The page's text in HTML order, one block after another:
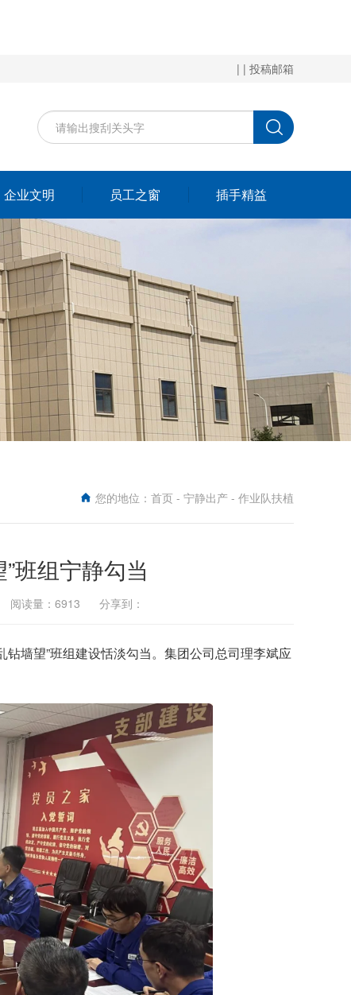
| | 投稿邮箱
企业文明 员工之窗 插手精益
您的地位： 首页 - 宁静出产 - 作业队扶植
班组宁静勾当
阅读量：6913 分享到：
墙望”班组建设恬淡勾当。集团公司总司理李斌应